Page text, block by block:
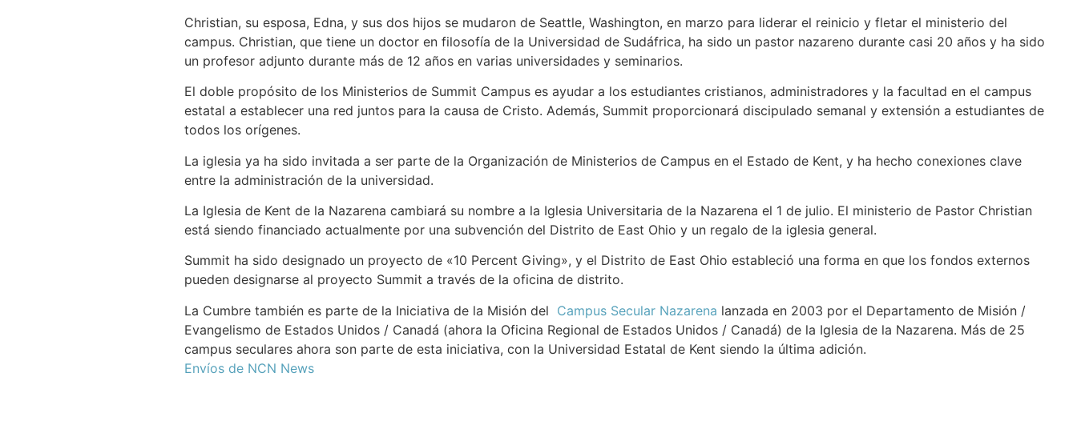
Christian, su esposa, Edna, y sus dos hijos se mudaron de Seattle, Washington, en marzo para liderar el reinicio y fletar el ministerio del
campus. Christian, que tiene un doctor en filosofía de la Universidad de Sudáfrica, ha sido un pastor nazareno durante casi 20 años y ha sido
un profesor adjunto durante más de 12 años en varias universidades y seminarios.
El doble propósito de los Ministerios de Summit Campus es ayudar a los estudiantes cristianos, administradores y la facultad en el campus
estatal a establecer una red juntos para la causa de Cristo. Además, Summit proporcionará discipulado semanal y extensión a estudiantes de
todos los orígenes.
La iglesia ya ha sido invitada a ser parte de la Organización de Ministerios de Campus en el Estado de Kent, y ha hecho conexiones clave
entre la administración de la universidad.
La Iglesia de Kent de la Nazarena cambiará su nombre a la Iglesia Universitaria de la Nazarena el 1 de julio. El ministerio de Pastor Christian
está siendo financiado actualmente por una subvención del Distrito de East Ohio y un regalo de la iglesia general.
Summit ha sido designado un proyecto de «10 Percent Giving», y el Distrito de East Ohio estableció una forma en que los fondos externos
pueden designarse al proyecto Summit a través de la oficina de distrito.
La Cumbre también es parte de la Iniciativa de la Misión del Campus Secular Nazarena lanzada en 2003 por el Departamento de Misión /
Evangelismo de Estados Unidos / Canadá (ahora la Oficina Regional de Estados Unidos / Canadá) de la Iglesia de la Nazarena. Más de 25
campus seculares ahora son parte de esta iniciativa, con la Universidad Estatal de Kent siendo la última adición.
Envíos de NCN News